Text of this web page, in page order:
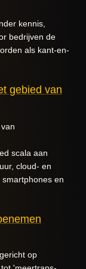
kennis,
bedrijven de
als kant-en-
gebied van
scala aan
cloud- en
smartphones en
op